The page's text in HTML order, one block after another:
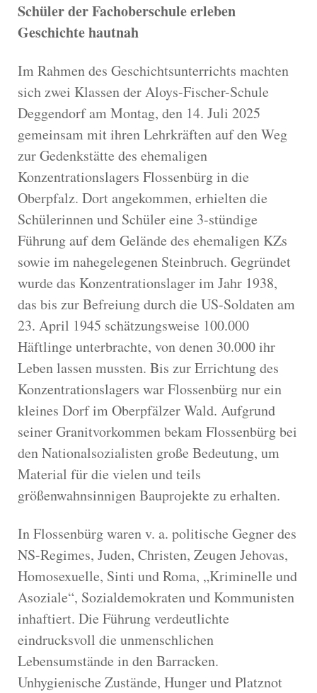
Schüler der Fachoberschule erleben
Geschichte hautnah
Im Rahmen des Geschichtsunterrichts machten
sich zwei Klassen der Aloys-Fischer-Schule
Deggendorf am Montag, den 14. Juli 2025
gemeinsam mit ihren Lehrkräften auf den Weg
zur Gedenkstätte des ehemaligen
Konzentrationslagers Flossenbürg in die
Oberpfalz. Dort angekommen, erhielten die
Schülerinnen und Schüler eine 3-stündige
Führung auf dem Gelände des ehemaligen KZs
sowie im nahegelegenen Steinbruch. Gegründet
wurde das Konzentrationslager im Jahr 1938,
das bis zur Befreiung durch die US-Soldaten am
23. April 1945 schätzungsweise 100.000
Häftlinge unterbrachte, von denen 30.000 ihr
Leben lassen mussten. Bis zur Errichtung des
Konzentrationslagers war Flossenbürg nur ein
kleines Dorf im Oberpfälzer Wald. Aufgrund
seiner Granitvorkommen bekam Flossenbürg bei
den Nationalsozialisten große Bedeutung, um
Material für die vielen und teils
größenwahnsinnigen Bauprojekte zu erhalten.
In Flossenbürg waren v. a. politische Gegner des
NS-Regimes, Juden, Christen, Zeugen Jehovas,
Homosexuelle, Sinti und Roma, „Kriminelle und
Asoziale“, Sozialdemokraten und Kommunisten
inhaftiert. Die Führung verdeutlichte
eindrucksvoll die unmenschlichen
Lebensumstände in den Barracken.
Unhygienische Zustände, Hunger und Platznot